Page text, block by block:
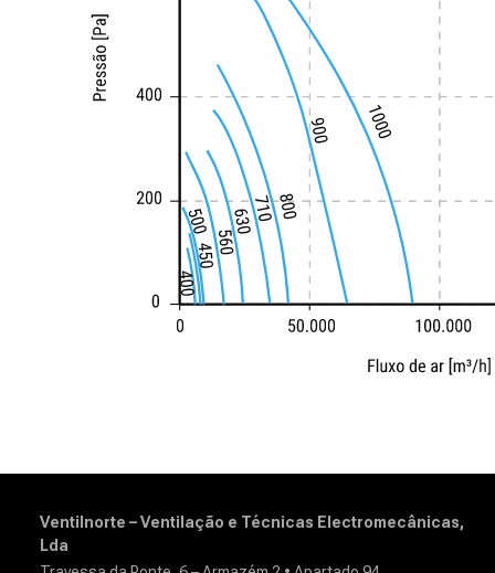
Ventilnorte – Ventilação e Técnicas Electromecânicas,
Lda